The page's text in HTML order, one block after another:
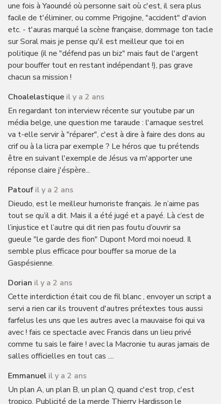
une fois à Yaoundé où personne sait où c'est, il sera plus
facile de t'éliminer, ou comme Prigojine, "accident" d'avion
etc. - t'auras marqué la scène française, dommage ton tacle
sur Soral mais je pense qu'il est meilleur que toi en
politique (il ne "défend pas un biz" mais faut de l'argent
pour bouffer tout en restant indépendant !), pas grave
chacun sa mission !
Choalelastique il y a 2 ans
En regardant ton interview récente sur youtube par un
média belge, une question me taraude : l'arnaque sestrel
va t-elle servir à "réparer", c'est à dire à faire des dons au
crif ou à la licra par exemple ? Le héros que tu prétends
être en suivant l'exemple de Jésus va m'apporter une
réponse claire j'éspère...
Patouf il y a 2 ans
Dieudo, est le meilleur humoriste français. Je n’aime pas
tout se qu’il a dit. Mais il a été jugé et a payé. Là c’est de
l’injustice et l’autre qui dit rien pas foutu d’ouvrir sa
gueule "le garde des fion" Dupont Mord moi noeud. Il
semble plus efficace pour bouffer sa morue de la
Gaspésienne.
Dorian il y a 2 ans
Cette interdiction était cou de fil blanc , envoyer un script a
servi a rien car ils trouvent d'autres prétextes tous aussi
farfelus les uns que les autres avec la mauvaise foi qui va
avec ! fais ce spectacle avec Francis dans un lieu privé
comme tu sais le faire ! avec la Macronie tu auras jamais de
salles officielles en tout cas ....
Emmanuel il y a 2 ans
Un plan A, un plan B, un plan Q, quand c'est trop, c'est
tropico. Publicité de la merde Thierry Hardisson le